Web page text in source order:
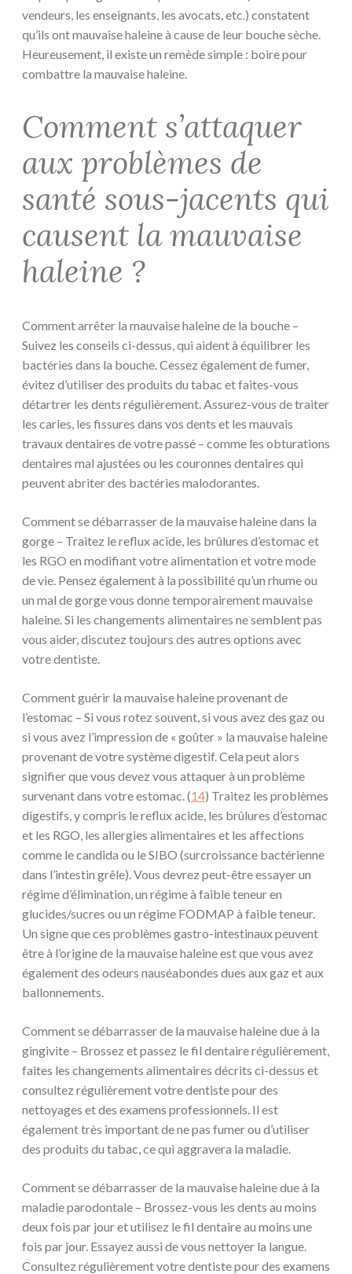
vendeurs, les enseignants, les avocats, etc.) constatent
qu’ils ont mauvaise haleine à cause de leur bouche sèche.
Heureusement, il existe un remède simple : boire pour
combattre la mauvaise haleine.
Comment s’attaquer
aux problèmes de
santé sous-jacents qui
causent la mauvaise
haleine ?
Comment arrêter la mauvaise haleine de la bouche –
Suivez les conseils ci-dessus, qui aident à équilibrer les
bactéries dans la bouche. Cessez également de fumer,
évitez d’utiliser des produits du tabac et faites-vous
détartrer les dents régulièrement. Assurez-vous de traiter
les caries, les fissures dans vos dents et les mauvais
travaux dentaires de votre passé – comme les obturations
dentaires mal ajustées ou les couronnes dentaires qui
peuvent abriter des bactéries malodorantes.
Comment se débarrasser de la mauvaise haleine dans la
gorge – Traitez le reflux acide, les brûlures d’estomac et
les RGO en modifiant votre alimentation et votre mode
de vie. Pensez également à la possibilité qu’un rhume ou
un mal de gorge vous donne temporairement mauvaise
haleine. Si les changements alimentaires ne semblent pas
vous aider, discutez toujours des autres options avec
votre dentiste.
Comment guérir la mauvaise haleine provenant de
l’estomac – Si vous rotez souvent, si vous avez des gaz ou
si vous avez l’impression de « goûter » la mauvaise haleine
provenant de votre système digestif. Cela peut alors
signifier que vous devez vous attaquer à un problème
survenant dans votre estomac. (14) Traitez les problèmes
digestifs, y compris le reflux acide, les brûlures d’estomac
et les RGO, les allergies alimentaires et les affections
comme le candida ou le SIBO (surcroissance bactérienne
dans l’intestin grêle). Vous devrez peut-être essayer un
régime d’élimination, un régime à faible teneur en
glucides/sucres ou un régime FODMAP à faible teneur.
Un signe que ces problèmes gastro-intestinaux peuvent
être à l’origine de la mauvaise haleine est que vous avez
également des odeurs nauséabondes dues aux gaz et aux
ballonnements.
Comment se débarrasser de la mauvaise haleine due à la
gingivite – Brossez et passez le fil dentaire régulièrement,
faites les changements alimentaires décrits ci-dessus et
consultez régulièrement votre dentiste pour des
nettoyages et des examens professionnels. Il est
également très important de ne pas fumer ou d’utiliser
des produits du tabac, ce qui aggravera la maladie.
Comment se débarrasser de la mauvaise haleine due à la
maladie parodontale – Brossez-vous les dents au moins
deux fois par jour et utilisez le fil dentaire au moins une
fois par jour. Essayez aussi de vous nettoyer la langue.
Consultez régulièrement votre dentiste pour des examens